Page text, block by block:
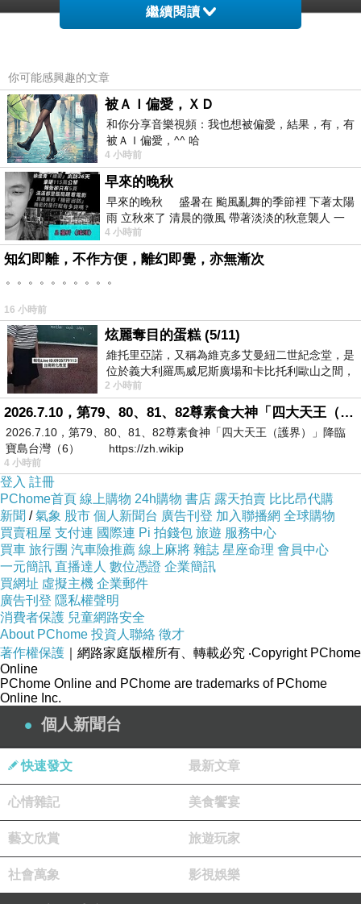
繼續閱讀
你可能感興趣的文章
被ＡＩ偏愛，ＸＤ
和你分享音樂視頻：我也想被偏愛，結果，有，有
被ＡＩ偏愛，^^ 哈
4 小時前
早來的晚秋
早來的晚秋 盛暑在 颱風亂舞的季節裡 下著太陽
雨 立秋來了 清晨的微風 帶著淡淡的秋意襲人 一
下子 又被赤
4 小時前
知幻即離，不作方便，離幻即覺，亦無漸次
。。。。。。。。。。
16 小時前
炫麗奪目的蛋糕 (5/11)
維托里亞諾，又稱為維克多艾曼紐二世紀念堂，是
位於義大利羅馬威尼斯廣場和卡比托利歐山之間，
用以紀念統一義大利統一後的的第一位國
2 小時前
2026.7.10，第79、80、81、82尊素食大神「四大天王（護界）」降臨寶島台灣（6）
2026.7.10，第79、80、81、82尊素食神「四大天王（護界）」降臨
寶島台灣（6） https://zh.wikip
4 小時前
登入 註冊
PChome首頁 線上購物 24h購物 書店 露天拍賣 比比昂代購
新聞 /氣象 股市 個人新聞台 廣告刊登 加入聯播網 全球購物
買賣租屋 支付連 國際連 Pi 拍錢包 旅遊 服務中心
買車 旅行團 汽車險推薦 線上麻將 雜誌 星座命理 會員中心
一元簡訊 直播達人 數位憑證 企業簡訊
買網址 虛擬主機 企業郵件
廣告刊登 隱私權聲明
消費者保護 兒童網路安全
About PChome 投資人聯絡 徵才
著作權保護 ｜網路家庭版權所有、轉載必究 ‧Copyright PChome
Online
PChome Online and PChome are trademarks of PChome
Online Inc.
個人新聞台
快速發文 最新文章
心情雜記 美食饗宴
藝文欣賞 旅遊玩家
社會萬象 影視娛樂